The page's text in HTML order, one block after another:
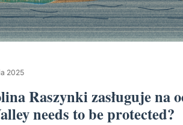
2025
Raszynki zasługuje na
needs to be protected?